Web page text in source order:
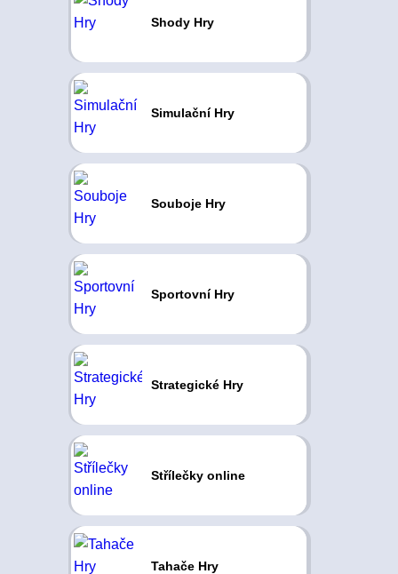
Shody Hry
Simulační Hry
Souboje Hry
Sportovní Hry
Strategické Hry
Střílečky online
Tahače Hry